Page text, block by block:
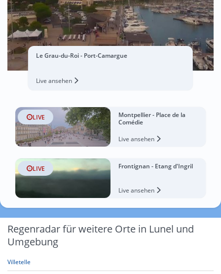
Le Grau-du-Roi - Port-Camargue
Live ansehen
LIVE
Montpellier - Place de la
Comédie
Live ansehen
LIVE Frontignan - Etang d'Ingril
Live ansehen
Regenradar für weitere Orte in Lunel und
Umgebung
Villetelle